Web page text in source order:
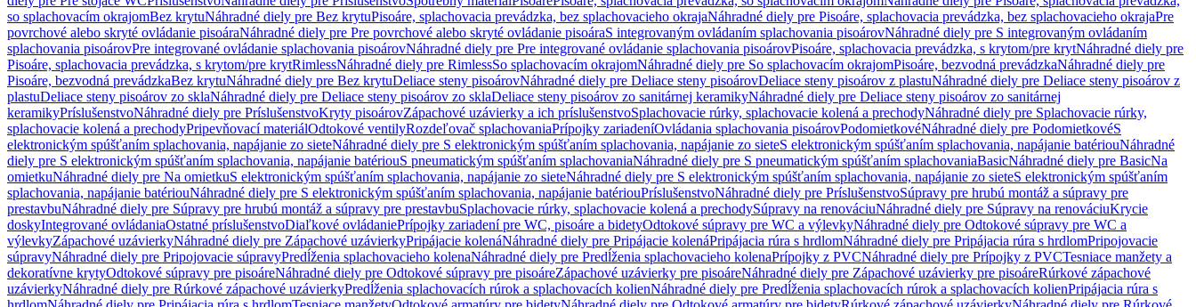
so splachovacím okrajomBez krytuNáhradné diely pre Bez krytuPisoáre, splachovacia prevádzka, bez splachovacieho okrajaNáhradné diely pre Pisoáre, splachovacia prevádzka, bez splachovacieho okrajaPre
povrchové alebo skryté ovládanie pisoáraNáhradné diely pre Pre povrchové alebo skryté ovládanie pisoáraS integrovaným ovládaním splachovania pisoárovNáhradné diely pre S integrovaným ovládaním
splachovania pisoárovPre integrované ovládanie splachovania pisoárovNáhradné diely pre Pre integrované ovládanie splachovania pisoárovPisoáre, splachovacia prevádzka, s krytom/pre krytNáhradné diely pre
Pisoáre, splachovacia prevádzka, s krytom/pre krytRimlessNáhradné diely pre RimlessSo splachovacím okrajomNáhradné diely pre So splachovacím okrajomPisoáre, bezvodná prevádzkaNáhradné diely pre
Pisoáre, bezvodná prevádzkaBez krytuNáhradné diely pre Bez krytuDeliace steny pisoárovNáhradné diely pre Deliace steny pisoárovDeliace steny pisoárov z plastuNáhradné diely pre Deliace steny pisoárov z
plastuDeliace steny pisoárov zo sklaNáhradné diely pre Deliace steny pisoárov zo sklaDeliace steny pisoárov zo sanitárnej keramikyNáhradné diely pre Deliace steny pisoárov zo sanitárnej
keramikyPríslušenstvoNáhradné diely pre PríslušenstvoKryty pisoárovZápachové uzávierky a ich príslušenstvoSplachovacie rúrky, splachovacie kolená a prechodyNáhradné diely pre Splachovacie rúrky,
splachovacie kolená a prechodyPripevňovací materiálOdtokové ventilyRozdeľovač splachovaniaPrípojky zariadeníOvládania splachovania pisoárovPodomietkovéNáhradné diely pre PodomietkovéS
elektronickým spúšťaním splachovania, napájanie zo sieteNáhradné diely pre S elektronickým spúšťaním splachovania, napájanie zo sieteS elektronickým spúšťaním splachovania, napájanie batériouNáhradné
diely pre S elektronickým spúšťaním splachovania, napájanie batériouS pneumatickým spúšťaním splachovaniaNáhradné diely pre S pneumatickým spúšťaním splachovaniaBasicNáhradné diely pre BasicNa
omietkuNáhradné diely pre Na omietkuS elektronickým spúšťaním splachovania, napájanie zo sieteNáhradné diely pre S elektronickým spúšťaním splachovania, napájanie zo sieteS elektronickým spúšťaním
splachovania, napájanie batériouNáhradné diely pre S elektronickým spúšťaním splachovania, napájanie batériouPríslušenstvoNáhradné diely pre PríslušenstvoSúpravy pre hrubú montáž a súpravy pre
prestavbuNáhradné diely pre Súpravy pre hrubú montáž a súpravy pre prestavbuSplachovacie rúrky, splachovacie kolená a prechodySúpravy na renováciuNáhradné diely pre Súpravy na renováciuKrycie
doskyIntegrované ovládaniaOstatné príslušenstvoDiaľkové ovládaniePrípojky zariadení pre WC, pisoáre a bidetyOdtokové súpravy pre WC a výlevkyNáhradné diely pre Odtokové súpravy pre WC a
výlevkyZápachové uzávierkyNáhradné diely pre Zápachové uzávierkyPripájacie kolenáNáhradné diely pre Pripájacie kolenáPripájacia rúra s hrdlomNáhradné diely pre Pripájacia rúra s hrdlomPripojovacie
súpravyNáhradné diely pre Pripojovacie súpravyPredĺženia splachovacieho kolenaNáhradné diely pre Predĺženia splachovacieho kolenaPrípojky z PVCNáhradné diely pre Prípojky z PVCTesniace manžety a
dekoratívne krytyOdtokové súpravy pre pisoáreNáhradné diely pre Odtokové súpravy pre pisoáreZápachové uzávierky pre pisoáreNáhradné diely pre Zápachové uzávierky pre pisoáreRúrkové zápachové
uzávierkyNáhradné diely pre Rúrkové zápachové uzávierkyPredĺženia splachovacích rúrok a splachovacích kolienNáhradné diely pre Predĺženia splachovacích rúrok a splachovacích kolienPripájacia rúra s